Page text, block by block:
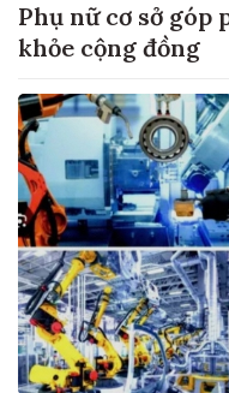
Phụ nữ cơ sở góp
khỏe cộng đồng